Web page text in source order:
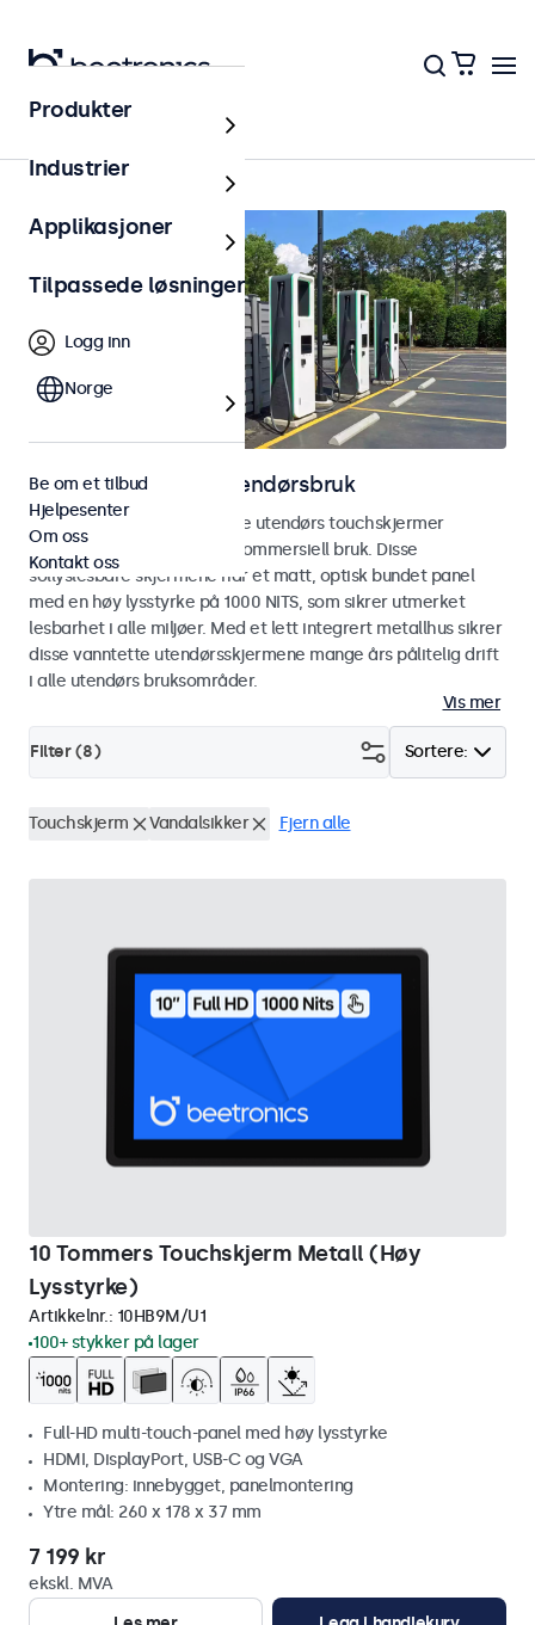
Hjem
Touchskjermer for utendørsbruk
Utforsk våre værbestandige utendørs touchskjermer
designet for industriell og kommersiell bruk. Disse
sollyslesbare skjermene har et matt, optisk bundet panel
med en høy lysstyrke på 1000 NITS, som sikrer utmerket
lesbarhet i alle miljøer. Med et lett integrert metallhus sikrer
disse vanntette utendørsskjermene mange års pålitelig drift
i alle utendørs bruksområder.
Vis mer
Sortere:
Filter (8)
Touchskjerm Vandalsikker Fjern alle
10 Tommers Touchskjerm Metall (Høy
Lysstyrke)
Artikkelnr.: 10HB9M/U1
100+ stykker på lager
Full-HD multi-touch-panel med høy lysstyrke
HDMI, DisplayPort, USB-C og VGA
Montering: innebygget, panelmontering
Ytre mål: 260 x 178 x 37 mm
7 199 kr
ekskl. MVA
Produkter
Industrier
Applikasjoner
Tilpassede løsninger
Logg inn
Norge
Be om et tilbud
Hjelpesenter
Om oss
Kontakt oss